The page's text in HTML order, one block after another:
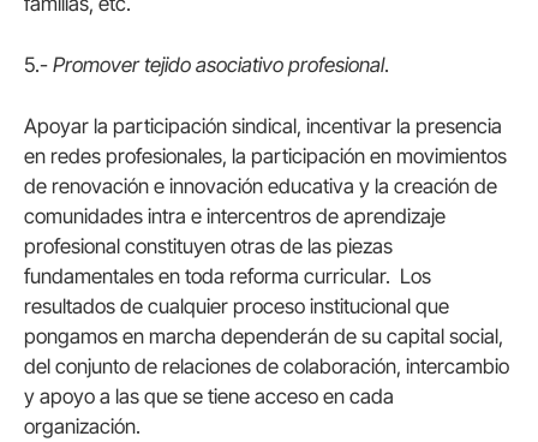
5.- Promover tejido asociativo profesional.
Apoyar la participación sindical, incentivar la presencia
en redes profesionales, la participación en movimientos
de renovación e innovación educativa y la creación de
comunidades intra e intercentros de aprendizaje
profesional constituyen otras de las piezas
fundamentales en toda reforma curricular. Los
resultados de cualquier proceso institucional que
pongamos en marcha dependerán de su capital social,
del conjunto de relaciones de colaboración, intercambio
y apoyo a las que se tiene acceso en cada
organización.